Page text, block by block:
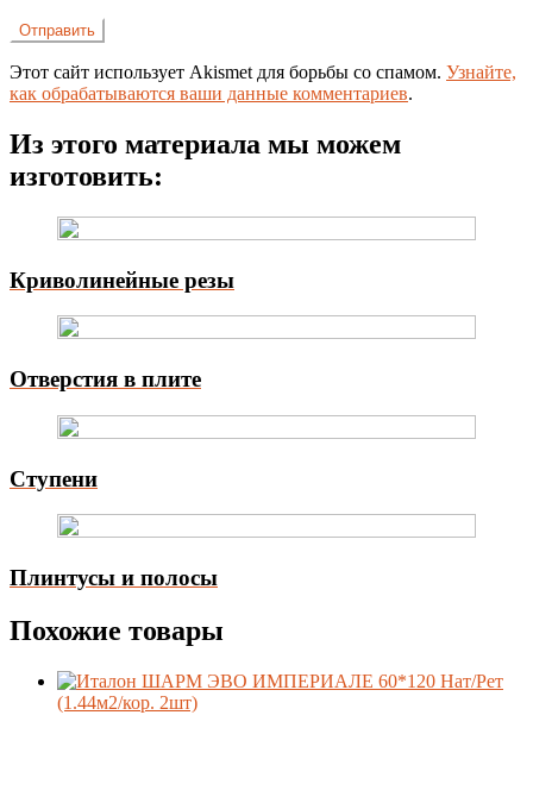
Этот сайт использует Akismet для борьбы со спамом. Узнайте,
как обрабатываются ваши данные комментариев.
Из этого материала мы можем
изготовить:
Криволинейные резы
Отверстия в плите
Ступени
Плинтусы и полосы
Похожие товары